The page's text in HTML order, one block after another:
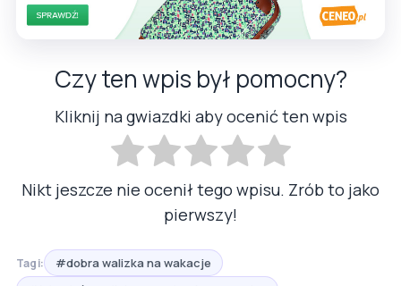
Czy ten wpis był pomocny?
Kliknij na gwiazdki aby ocenić ten wpis
Nikt jeszcze nie ocenił tego wpisu. Zrób to jako
pierwszy!
Tagi:
#dobra walizka na wakacje